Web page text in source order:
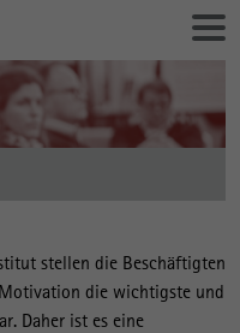
stellen die Beschäftigten
die wichtigste und
Daher ist es eine